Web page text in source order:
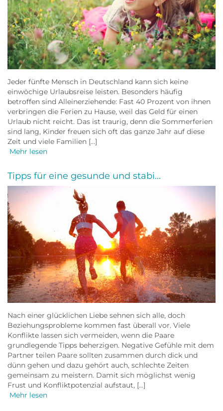
Jeder fünfte Mensch in Deutschland kann sich keine
einwöchige Urlaubsreise leisten. Besonders häufig
betroffen sind Alleinerziehende: Fast 40 Prozent von ihnen
verbringen die Ferien zu Hause, weil das Geld für einen
Urlaub nicht reicht. Das ist traurig, denn die Sommerferien
sind lang, Kinder freuen sich oft das ganze Jahr auf diese
Zeit und viele Familien […]
Mehr lesen
Tipps für eine gesunde und stabi...
Nach einer glücklichen Liebe sehnen sich alle, doch
Beziehungsprobleme kommen fast überall vor. Viele
Konflikte lassen sich vermeiden, wenn die Paare
grundlegende Tipps beherzigen. Negative Gefühle mit dem
Partner teilen Paare sollten zusammen durch dick und
dünn gehen und dazu gehört auch, schlechte Zeiten
gemeinsam zu meistern. Damit sich möglichst wenig
Frust und Konfliktpotenzial aufstaut, […]
Mehr lesen